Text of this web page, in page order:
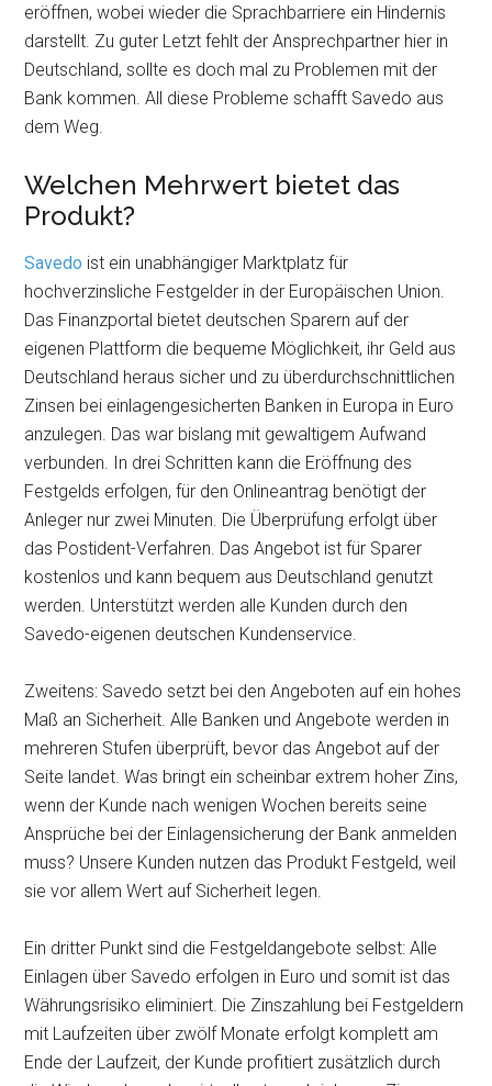
eröffnen, wobei wieder die Sprachbarriere ein Hindernis
darstellt. Zu guter Letzt fehlt der Ansprechpartner hier in
Deutschland, sollte es doch mal zu Problemen mit der
Bank kommen. All diese Probleme schafft Savedo aus
dem Weg.
Welchen Mehrwert bietet das
Produkt?
Savedo ist ein unabhängiger Marktplatz für
hochverzinsliche Festgelder in der Europäischen Union.
Das Finanzportal bietet deutschen Sparern auf der
eigenen Plattform die bequeme Möglichkeit, ihr Geld aus
Deutschland heraus sicher und zu überdurchschnittlichen
Zinsen bei einlagengesicherten Banken in Europa in Euro
anzulegen. Das war bislang mit gewaltigem Aufwand
verbunden. In drei Schritten kann die Eröffnung des
Festgelds erfolgen, für den Onlineantrag benötigt der
Anleger nur zwei Minuten. Die Überprüfung erfolgt über
das Postident-Verfahren. Das Angebot ist für Sparer
kostenlos und kann bequem aus Deutschland genutzt
werden. Unterstützt werden alle Kunden durch den
Savedo-eigenen deutschen Kundenservice.
Zweitens: Savedo setzt bei den Angeboten auf ein hohes
Maß an Sicherheit. Alle Banken und Angebote werden in
mehreren Stufen überprüft, bevor das Angebot auf der
Seite landet. Was bringt ein scheinbar extrem hoher Zins,
wenn der Kunde nach wenigen Wochen bereits seine
Ansprüche bei der Einlagensicherung der Bank anmelden
muss? Unsere Kunden nutzen das Produkt Festgeld, weil
sie vor allem Wert auf Sicherheit legen.
Ein dritter Punkt sind die Festgeldangebote selbst: Alle
Einlagen über Savedo erfolgen in Euro und somit ist das
Währungsrisiko eliminiert. Die Zinszahlung bei Festgeldern
mit Laufzeiten über zwölf Monate erfolgt komplett am
Ende der Laufzeit, der Kunde profitiert zusätzlich durch